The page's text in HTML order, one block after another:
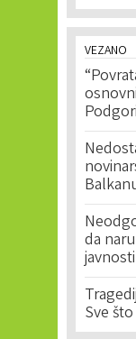
VEZANO
da
javnosti
Sve